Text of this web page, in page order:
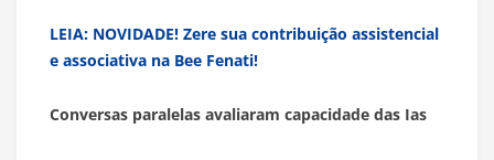
LEIA: NOVIDADE! Zere sua contribuição assistencial
e associativa na Bee Fenati!
Conversas paralelas avaliaram capacidade das Ias